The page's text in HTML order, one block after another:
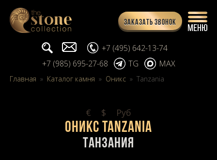
Заказать звонок
Поиск... info@stone-collection.ru
+7 (495) 642-13-74
+7 (985) 695-27-68
TG MAX
Главная » Каталог камня » Оникс » Tanzania
€ $ Pуб
Оникс Tanzania
Танзания